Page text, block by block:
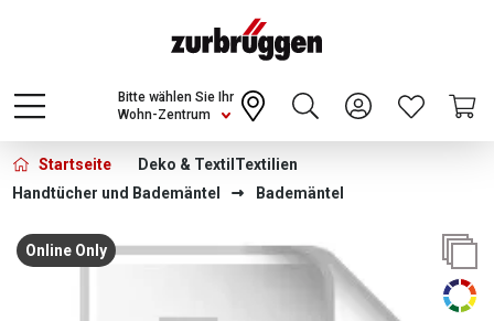
Choose a different country or region to see
content for your location and shop online
CONTINUE
Wohn-Zentrum
Bitte wählen Sie Ihr
Startseite Deko & Textil Textilien
Handtücher und Bademäntel
Bademäntel
Bildergalerie überspringen
Online Only